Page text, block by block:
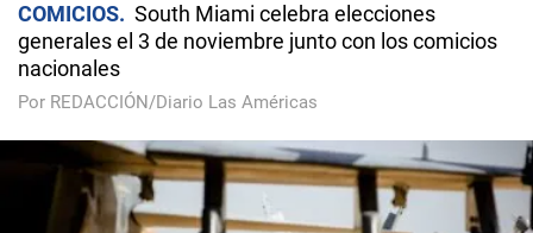
COMICIOS
South Miami celebra elecciones
generales el 3 de noviembre junto con los comicios
nacionales
Por REDACCIÓN/Diario Las Américas